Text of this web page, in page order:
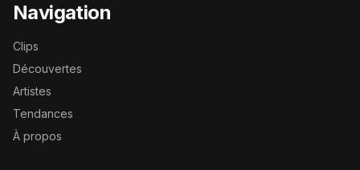
Navigation
Clips
Découvertes
Artistes
Tendances
À propos